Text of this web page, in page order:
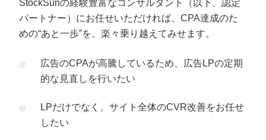
StockSunの経験豊富なコンサルタント（以下、認定
パートナー）にお任せいただければ、CPA達成のた
めの“あと一歩”を、楽々乗り越えてみせます。
広告のCPAが高騰しているため、広告LPの定期
的な見直しを行いたい
LPだけでなく、サイト全体のCVR改善をお任せ
したい